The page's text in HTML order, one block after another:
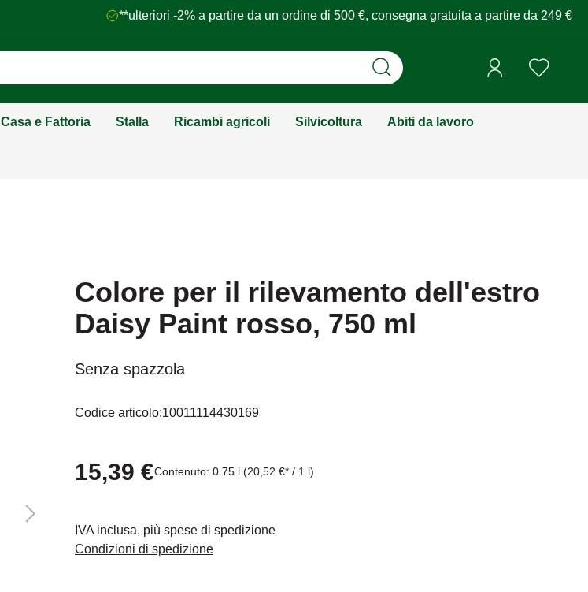
**ulteriori -2% a partire da un ordine di 500 €, consegna gratuita a partire da 249 €
Casa e Fattoria Stalla Ricambi agricoli Silvicoltura Abiti da lavoro
Mit dem Aufruf des Videos erklären Sie sich einverstanden, dass Ihre Daten an
Colore per il rilevamento dell'estro
Daisy Paint rosso, 750 ml
Senza spazzola
Codice articolo:10011114430169
15,39 €Contenuto: 0.75 l (20,52 €* / 1 l)
IVA inclusa, più spese di spedizione
Condizioni di spedizione